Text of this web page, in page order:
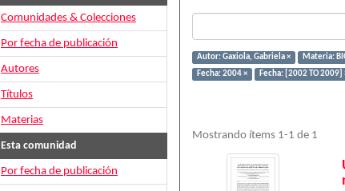
Autor: Gaxiola, Gabriela × Materia:
Fecha: 2004 ×
Fecha: [2002 TO 2009]
Mostrando ítems 1-1 de 1
Comunidades & Colecciones
Por fecha de publicación
Autores
Títulos
Materias
Esta comunidad
Por fecha de publicación